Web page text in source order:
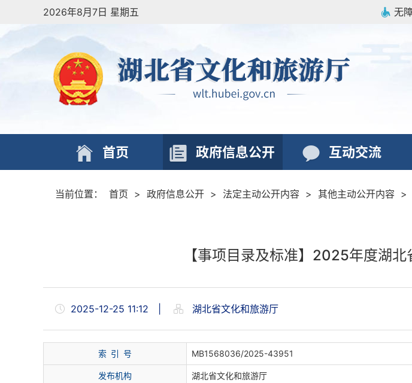
2026年8月7日 星期五 无
首页 政府信息公开 互动交流
当前位置： 首页 > 政府信息公开 > 法定主动公开内容 > 其他主动公开内容 >
【事项目录及标准】2025年度湖
2025-12-25 11:12 湖北省文化和旅游厅
索 引 号 MB1568036/2025-43951
发布机构 湖北省文化和旅游厅